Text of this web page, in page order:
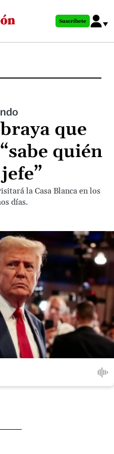
al
principal
Suscríbete
que
quién
la Casa Blanca en los
días.